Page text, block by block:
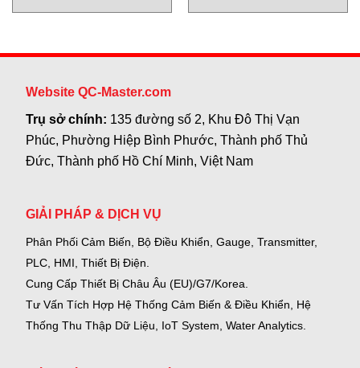
Website QC-Master.com
Trụ sở chính: 135 đường số 2, Khu Đô Thị Vạn
Phúc, Phường Hiệp Bình Phước, Thành phố Thủ
Đức, Thành phố Hồ Chí Minh, Việt Nam
GIẢI PHÁP & DỊCH VỤ
Phân Phối Cảm Biến, Bộ Điều Khiển, Gauge, Transmitter,
PLC, HMI, Thiết Bị Điện.
Cung Cấp Thiết Bị Châu Âu (EU)/G7/Korea.
Tư Vấn Tích Hợp Hệ Thống Cảm Biến & Điều Khiển, Hệ
Thống Thu Thập Dữ Liệu, IoT System, Water Analytics.